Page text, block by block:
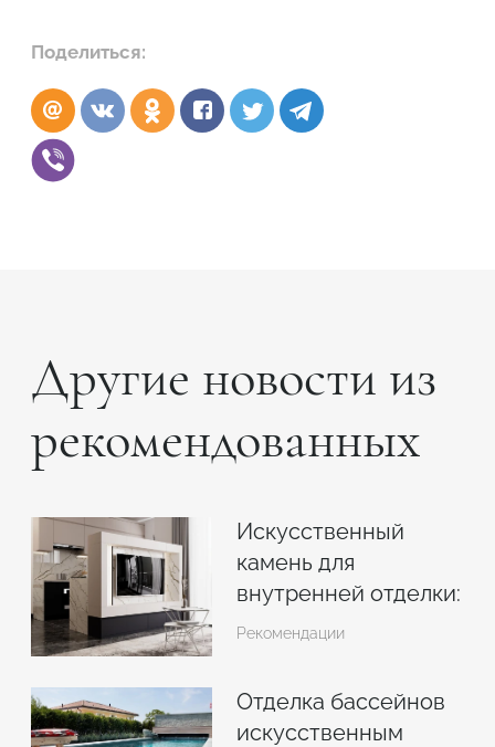
Поделиться:
Другие новости из
рекомендованных
Искусственный
камень для
внутренней отделки:
комбинация с
материалами в
интерьере
Рекомендации
Отделка бассейнов
искусственным